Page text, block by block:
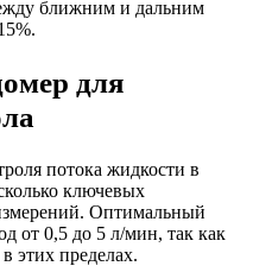
ближним и дальним
для
потока жидкости в
ключевых
Оптимальный
от 0,5 до 5 л/мин, так как
этих пределах.